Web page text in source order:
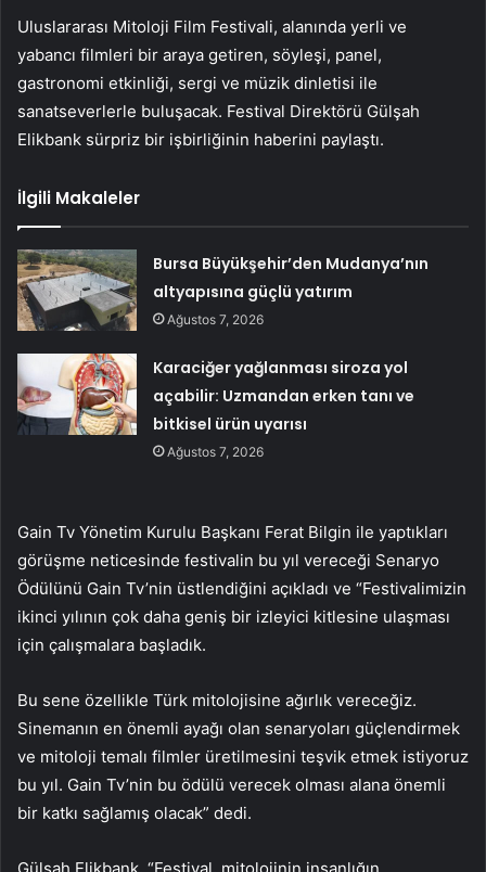
Uluslararası Mitoloji Film Festivali, alanında yerli ve
yabancı filmleri bir araya getiren, söyleşi, panel,
gastronomi etkinliği, sergi ve müzik dinletisi ile
sanatseverlerle buluşacak. Festival Direktörü Gülşah
Elikbank sürpriz bir işbirliğinin haberini paylaştı.
İlgili Makaleler
Bursa Büyükşehir’den Mudanya’nın
altyapısına güçlü yatırım
Ağustos 7, 2026
Karaciğer yağlanması siroza yol
açabilir: Uzmandan erken tanı ve
bitkisel ürün uyarısı
Ağustos 7, 2026
Gain Tv Yönetim Kurulu Başkanı Ferat Bilgin ile yaptıkları
görüşme neticesinde festivalin bu yıl vereceği Senaryo
Ödülünü Gain Tv’nin üstlendiğini açıkladı ve “Festivalimizin
ikinci yılının çok daha geniş bir izleyici kitlesine ulaşması
için çalışmalara başladık.
Bu sene özellikle Türk mitolojisine ağırlık vereceğiz.
Sinemanın en önemli ayağı olan senaryoları güçlendirmek
ve mitoloji temalı filmler üretilmesini teşvik etmek istiyoruz
bu yıl. Gain Tv’nin bu ödülü verecek olması alana önemli
bir katkı sağlamış olacak” dedi.